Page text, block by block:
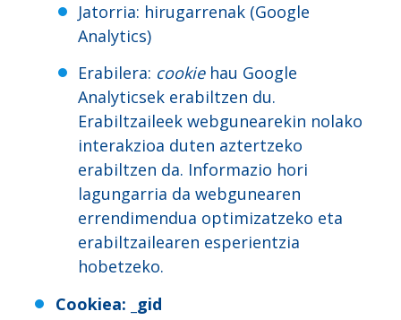
Jatorria: hirugarrenak (Google
Analytics)
Erabilera: cookiehau Google
Analyticsek erabiltzen du.
Erabiltzaileek webgunearekin nolako
interakzioa duten aztertzeko
erabiltzen da. Informazio hori
lagungarria da webgunearen
errendimendua optimizatzeko eta
erabiltzailearen esperientzia
hobetzeko.
Cookiea: _gid